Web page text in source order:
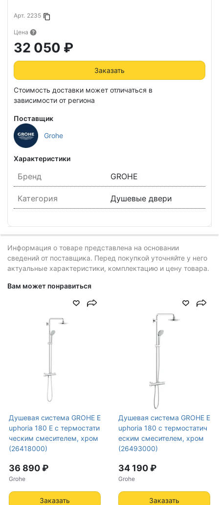
Арт. 2235
Копировать в буфер
Цена
32 050 ₽
Заказать
Стоимость доставки может отличаться в
зависимости от региона
Поставщик
Grohe
Характеристики
Бренд GROHE
Категория Душевые двери
Информация о товаре представлена на основании
сведений от поставщика. Перед покупкой уточняйте у него
актуальные характеристики, комплектацию и цену товара.
Вам может понравиться
Душевая система GROHE E
uphoria 180 E с термостати
ческим смесителем, хром
(26418000)
36 890 ₽
Grohe
Заказать
Душевая система GROHE E
uphoria 180 с термостатич
еским смесителем, хром
(26493000)
34 190 ₽
Grohe
Заказать